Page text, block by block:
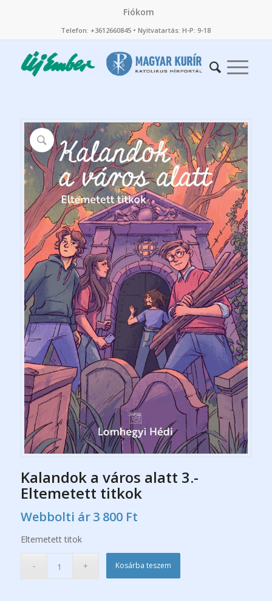
Fiókom
Telefon: +3612660845 • Nyitvatartás: H-P: 9-18
Kalandok a város alatt 3.-
Eltemetett titkok
Webbolti ár 3 800 Ft
Eltemetett titok
Kosárba teszem